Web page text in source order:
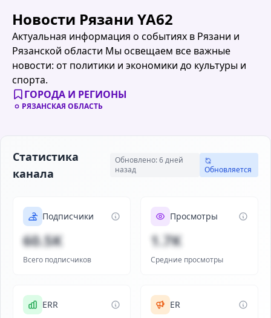
Новости Рязани YA62
Актуальная информация о событиях в Рязани и
Рязанской области Мы освещаем все важные
новости: от политики и экономики до культуры и
спорта.
ГОРОДА И РЕГИОНЫ
РЯЗАНСКАЯ ОБЛАСТЬ
Статистика
канала
Обновлено: 6 дней
назад
Обновляется
Подписчики
60.5K
Всего подписчиков
Просмотры
1.7K
Средние просмотры
ERR ER